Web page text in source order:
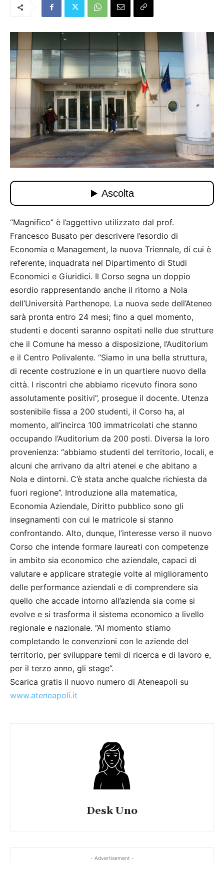
“Magnifico” è l’aggettivo utilizzato dal prof.
Francesco Busato per descrivere l’esordio di
Economia e Management, la nuova Triennale, di cui è
referente, inquadrata nel Dipartimento di Studi
Economici e Giuridici. Il Corso segna un doppio
esordio rappresentando anche il ritorno a Nola
dell’Università Parthenope. La nuova sede dell’Ateneo
sarà pronta entro 24 mesi; fino a quel momento,
studenti e docenti saranno ospitati nelle due strutture
che il Comune ha messo a disposizione, l’Auditorium
e il Centro Polivalente. “Siamo in una bella struttura,
di recente costruzione e in un quartiere nuovo della
città. I riscontri che abbiamo ricevuto finora sono
assolutamente positivi”, prosegue il docente. Utenza
sostenibile fissa a 200 studenti, il Corso ha, al
momento, all’incirca 100 immatricolati che stanno
occupando l’Auditorium da 200 posti. Diversa la loro
provenienza: “abbiamo studenti del territorio, locali, e
alcuni che arrivano da altri atenei e che abitano a
Nola e dintorni. C’è stata anche qualche richiesta da
fuori regione”. Introduzione alla matematica,
Economia Aziendale, Diritto pubblico sono gli
insegnamenti con cui le matricole si stanno
confrontando. Alto, dunque, l’interesse verso il nuovo
Corso che intende formare laureati con competenze
in ambito sia economico che aziendale, capaci di
valutare e applicare strategie volte al miglioramento
delle performance aziendali e di comprendere sia
quello che accade intorno all’azienda sia come si
evolve e si trasforma il sistema economico a livello
regionale e nazionale. “Al momento stiamo
completando le convenzioni con le aziende del
territorio, per sviluppare temi di ricerca e di lavoro e,
per il terzo anno, gli stage”.
Scarica gratis il nuovo numero di Ateneapoli su
www.ateneapoli.it
Desk Uno
- Advertisement -